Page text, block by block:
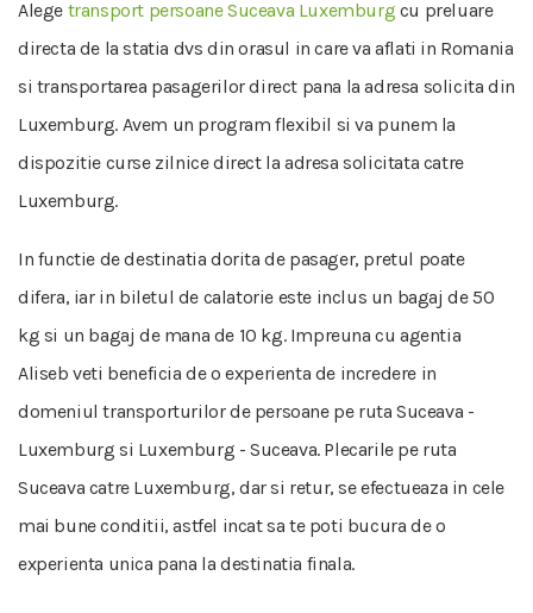
Alege transport persoane Suceava Luxemburg cu preluare
directa de la statia dvs din orasul in care va aflati in Romania
si transportarea pasagerilor direct pana la adresa solicita din
Luxemburg. Avem un program flexibil si va punem la
dispozitie curse zilnice direct la adresa solicitata catre
Luxemburg.
In functie de destinatia dorita de pasager, pretul poate
difera, iar in biletul de calatorie este inclus un bagaj de 50
kg si un bagaj de mana de 10 kg. Impreuna cu agentia
Aliseb veti beneficia de o experienta de incredere in
domeniul transporturilor de persoane pe ruta Suceava -
Luxemburg si Luxemburg - Suceava. Plecarile pe ruta
Suceava catre Luxemburg, dar si retur, se efectueaza in cele
mai bune conditii, astfel incat sa te poti bucura de o
experienta unica pana la destinatia finala.